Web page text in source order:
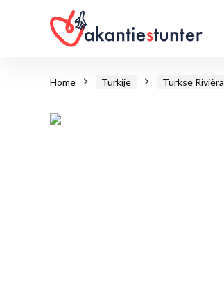
Home Turkije Turkse Rivièra